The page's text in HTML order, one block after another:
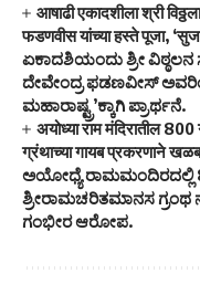
आषाढी एकादशीला श्री
फडणवीस यांच्या हस्ते पूजा,
ಏಕಾದಶಿಯಂದು ಶ್ರೀ
ದೇವೇಂದ್ರ ಫಡಣವೀಸ್
ಮಹಾರಾಷ್ಟ್ರ’ಕ್ಕಾಗಿ ಪ್ರಾರ್ಥನೆ.
अयोध्या राम मंदिरातील
ग्रंथाच्या गायब प्रकरणाने
ಅಯೋಧ್ಯೆ ರಾಮಮಂದಿರದಲ್ಲಿ
ಶ್ರೀರಾಮಚರಿತಮಾನಸ ಗ್ರಂಥ
ಗಂಭೀರ ಆರೋಪ.